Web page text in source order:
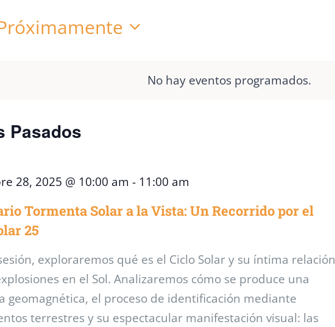
No hay eventos programados.
Pasados
28, 2025 @ 10:00 am - 11:00 am
Tormenta Solar a la Vista: Un Recorrido por el
25
exploraremos qué es el Ciclo Solar y su íntima relación
en el Sol. Analizaremos cómo se produce una
geomagnética, el proceso de identificación mediante
terrestres y su espectacular manifestación visual: las